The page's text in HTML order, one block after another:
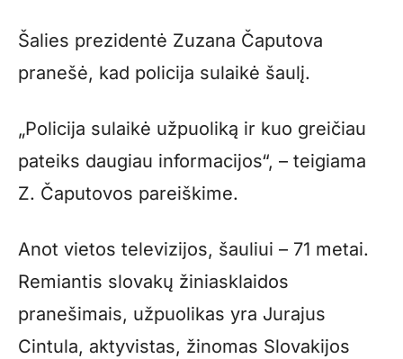
Šalies prezidentė Zuzana Čaputova
pranešė, kad policija sulaikė šaulį.
„Policija sulaikė užpuoliką ir kuo greičiau
pateiks daugiau informacijos“, – teigiama
Z. Čaputovos pareiškime.
Anot vietos televizijos, šauliui – 71 metai.
Remiantis slovakų žiniasklaidos
pranešimais, užpuolikas yra Jurajus
Cintula, aktyvistas, žinomas Slovakijos